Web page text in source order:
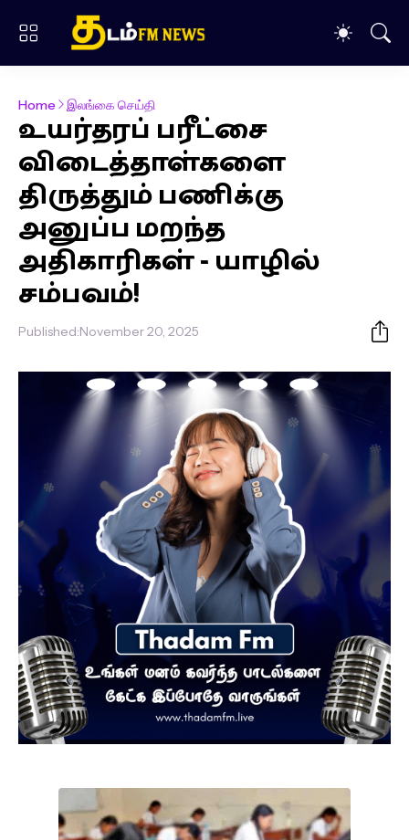
Home இலங்கை செய்தி
உயர்தரப் பரீட்சை
விடைத்தாள்களை
திருத்தும் பணிக்கு
அனுப்ப மறந்த
அதிகாரிகள் - யாழில்
சம்பவம்!
Published:November 20, 2025